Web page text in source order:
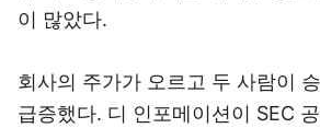
이 많았다.
회사의 주가가 오르고 두 사람이
급증했다. 디 인포메이션이 SEC